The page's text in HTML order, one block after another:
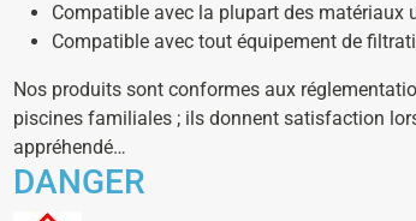
Compatible avec la plupart des matériaux
Compatible avec tout équipement de
Nos produits sont conformes aux
piscines familiales ; ils donnent satisfaction
appréhendé…
DANGER